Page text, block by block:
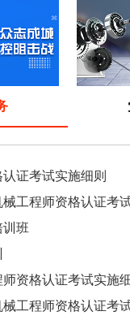
证考试实施细则
械工程师资格认证考
训班
资格认证考试实施
械工程师资格认证考